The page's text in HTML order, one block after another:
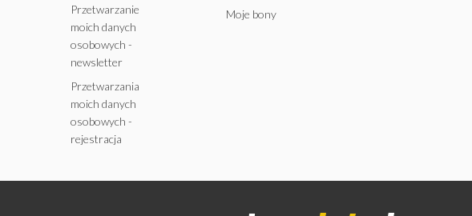
Przetwarzanie
moich danych
osobowych -
newsletter
Przetwarzania
moich danych
osobowych -
rejestracja
Moje bony